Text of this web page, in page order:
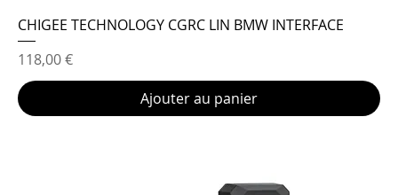
CHIGEE TECHNOLOGY CGRC LIN BMW INTERFACE
Prix
118,00 €
Ajouter au panier